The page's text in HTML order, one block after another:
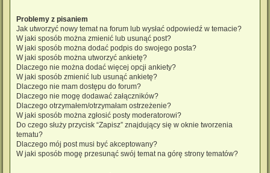
Problemy z pisaniem
Jak utworzyć nowy temat na forum lub wysłać odpowiedź w temacie?
W jaki sposób można zmienić lub usunąć post?
W jaki sposób można dodać podpis do swojego posta?
W jaki sposób można utworzyć ankietę?
Dlaczego nie można dodać więcej opcji ankiety?
W jaki sposób zmienić lub usunąć ankietę?
Dlaczego nie mam dostępu do forum?
Dlaczego nie mogę dodawać załączników?
Dlaczego otrzymałem/otrzymałam ostrzeżenie?
W jaki sposób można zgłosić posty moderatorowi?
Do czego służy przycisk “Zapisz” znajdujący się w oknie tworzenia
tematu?
Dlaczego mój post musi być akceptowany?
W jaki sposób mogę przesunąć swój temat na górę strony tematów?